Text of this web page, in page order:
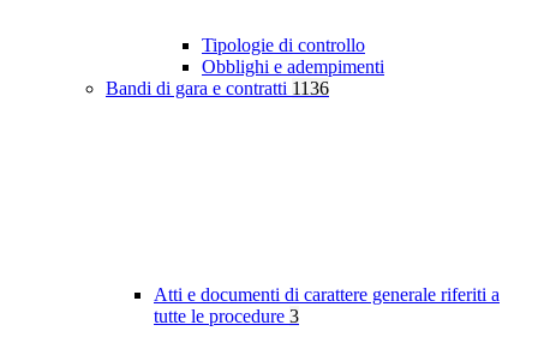
Tipologie di controllo
Obblighi e adempimenti
Bandi di gara e contratti 1136
Atti e documenti di carattere generale riferiti a
tutte le procedure 3